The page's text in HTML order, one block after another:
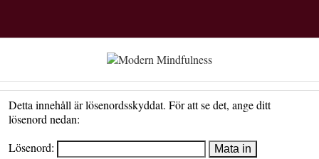
Detta innehåll är lösenordsskyddat. För att se det, ange ditt
lösenord nedan:
Lösenord: